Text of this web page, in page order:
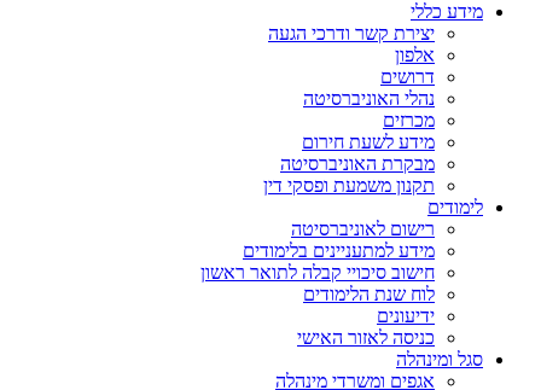
מידע כללי
יצירת קשר ודרכי הגעה
אלפון
דרושים
נהלי האוניברסיטה
מכרזים
מידע לשעת חירום
מבקרת האוניברסיטה
תקנון משמעת ופסקי דין
לימודים
רישום לאוניברסיטה
מידע למתעניינים בלימודים
חישוב סיכויי קבלה לתואר ראשון
לוח שנת הלימודים
ידיעונים
כניסה לאזור האישי
סגל ומינהלה
אגפים ומשרדי מינהלה